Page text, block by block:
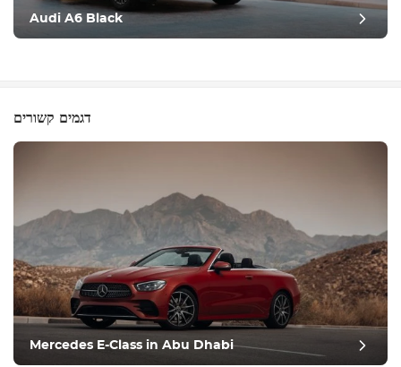
Audi A6 Black
דגמים קשורים
Mercedes E-Class in Abu Dhabi